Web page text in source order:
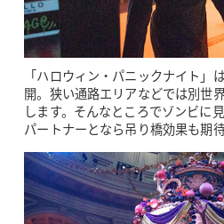
「ハロウィン・パニックナイト」
開。狭い通路エリアなどでは別世
します。そんなところでゾンビに
パートナーとなら吊り橋効果も期